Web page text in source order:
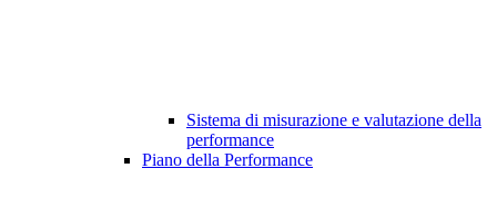
Sistema di misurazione e valutazione della
performance
Piano della Performance